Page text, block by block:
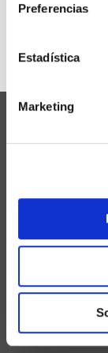
Preferencias
Estadística
Marketing
en el
memorias
realizada
informáticos.
puntual o
periódica,